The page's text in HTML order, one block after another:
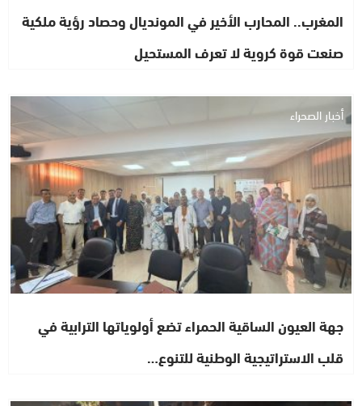
المغرب.. المحارب الأخير في المونديال وحصاد رؤية ملكية
صنعت قوة كروية لا تعرف المستحيل
أخبار الصحراء
جهة العيون الساقية الحمراء تضع أولوياتها الترابية في
قلب الاستراتيجية الوطنية للتنوع…